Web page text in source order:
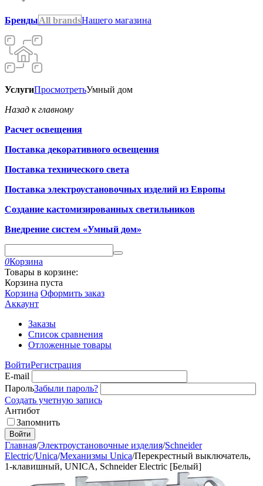
БрендыAll brandsНашего магазина
УслугиПросмотретьУмный дом
Назад к главному
Расчет освещения
Поставка декоративного освещения
Поставка технического света
Поставка электроустановочных изделий из Европы
Создание кастомизированных светильников
Внедрение систем «Умный дом»
0Корзина
Товары в корзине:
Корзина пуста
Корзина Оформить заказ
Аккаунт
Заказы
Список сравнения
Отложенные товары
ВойтиРегистрация
E-mail
ПарольЗабыли пароль?
Создать учетную запись
Антибот
Запомнить
Войти
Главная/Электроустановочные изделия/Schneider
Electric/Unica/Механизмы Unica/Перекрестный выключатель,
1-клавишный, UNICA, Schneider Electric [Белый]